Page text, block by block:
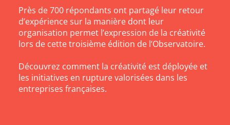
Près de 700 répondants ont partagé leur retour
d’expérience sur la manière dont leur
organisation permet l’expression de la créativité
lors de cettetroisième édition de l’Observatoire.
Découvrez comment la créativité est déployée et
les initiatives en rupture valorisées dans les
entreprises françaises.